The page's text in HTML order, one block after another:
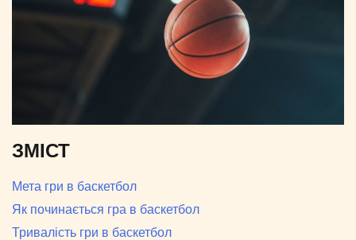
ЗМІСТ
Мета гри в баскетбол
Як починається гра в баскетбол
Тривалість гри в баскетбол